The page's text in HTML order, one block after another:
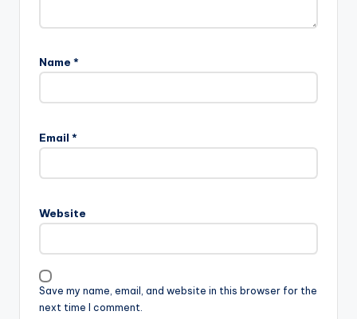
Name *
Email *
Website
Save my name, email, and website in this browser for the
next time I comment.